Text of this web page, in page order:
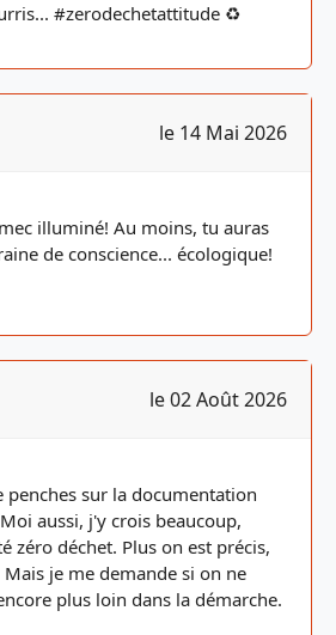
#zerodechetattitude ♻️
le 14 Mai 2026
illuminé! Au moins, tu auras
de conscience... écologique!
le 02 Août 2026
penches sur la documentation
aussi, j'y crois beaucoup,
zéro déchet. Plus on est précis,
je me demande si on ne
plus loin dans la démarche.